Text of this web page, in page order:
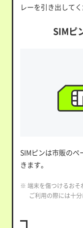
レーを引き出してく
SIMピ
SIMピンは市販の
きます。
※ 端末を傷つけるおそ
ご利用の際には十